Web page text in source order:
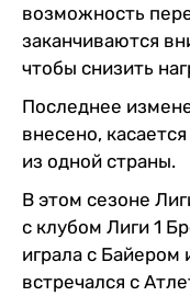
возможность
заканчиваются
чтобы снизить
Последнее
внесено,
из одной страны.
В этом сезоне
с клубом Лиги 1
играла с Байером
встречался с